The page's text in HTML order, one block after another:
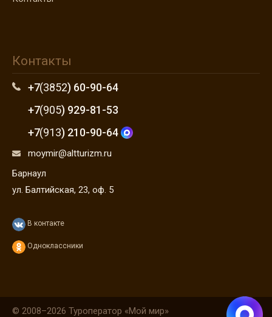
Контакты
+7(3852) 60-90-64
+7(905) 929-81-53
+7(913) 210-90-64
moymir@altturizm.ru
Барнаул
ул. Балтийская, 23, оф. 5
В контакте
Одноклассники
© 2008–2026 Туроператор «Мой мир»